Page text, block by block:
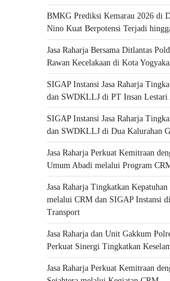
BMKG Prediksi Kemarau 2026 di
Nino Kuat Berpotensi Terjadi
Jasa Raharja Bersama Ditlantas
Rawan Kecelakaan di Kota
SIGAP Instansi Jasa Raharja
dan SWDKLLJ di PT Insan Lestari
SIGAP Instansi Jasa Raharja
dan SWDKLLJ di Dua Kalurahan
Jasa Raharja Perkuat Kemitraan
Umum Abadi melalui Program
Jasa Raharja Tingkatkan
melalui CRM dan SIGAP Instansi
Transport
Jasa Raharja dan Unit Gakkum
Perkuat Sinergi Tingkatkan
Jasa Raharja Perkuat Kemitraan